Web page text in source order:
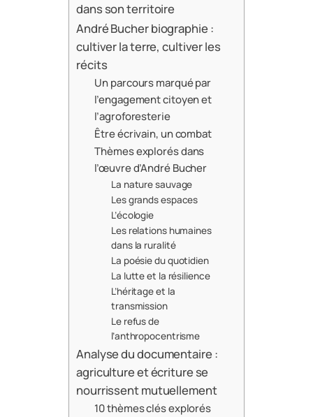
dans son territoire
André Bucher biographie :
cultiver la terre, cultiver les
récits
Un parcours marqué par
l’engagement citoyen et
l’agroforesterie
Être écrivain, un combat
Thèmes explorés dans
l’œuvre d’André Bucher
La nature sauvage
Les grands espaces
L’écologie
Les relations humaines
dans la ruralité
La poésie du quotidien
La lutte et la résilience
L’héritage et la
transmission
Le refus de
l’anthropocentrisme
Analyse du documentaire :
agriculture et écriture se
nourrissent mutuellement
10 thèmes clés explorés